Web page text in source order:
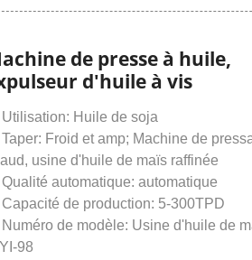
de presse à huile,
d'huile à vis
Utilisation: Huile de soja
Taper: Froid et amp; Machine de
usine d'huile de maïs raffinée
Qualité automatique: automatique
Capacité de production: 5-300TPD
Numéro de modèle: Usine d'huile de
98